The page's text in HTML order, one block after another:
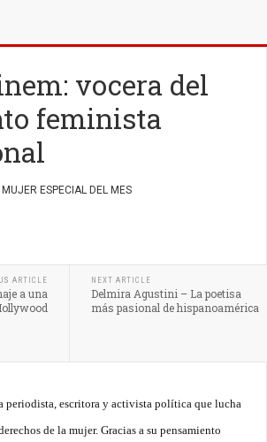
vocera del
feminista
MUJER ESPECIAL DEL MES
ARTICLE
a una
NEXT ARTICLE
Delmira Agustini – La poetisa
más pasional de hispanoamérica
periodista, escritora y activista política que lucha
de la mujer. Gracias a su pensamiento